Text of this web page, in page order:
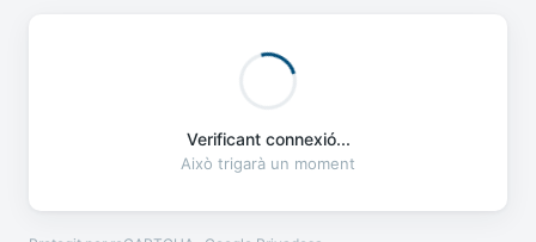
Verificant connexió...
Això trigarà un moment